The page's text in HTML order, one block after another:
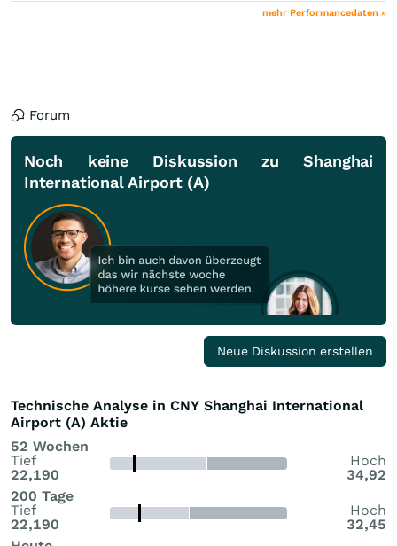
mehr Performancedaten »
Forum
Noch keine Diskussion zu Shanghai
International Airport (A)
Neue Diskussion erstellen
Technische Analyse in CNY Shanghai International
Airport (A) Aktie
52 Wochen
Tief
22,190
Hoch
34,92
200 Tage
Tief
22,190
Hoch
32,45